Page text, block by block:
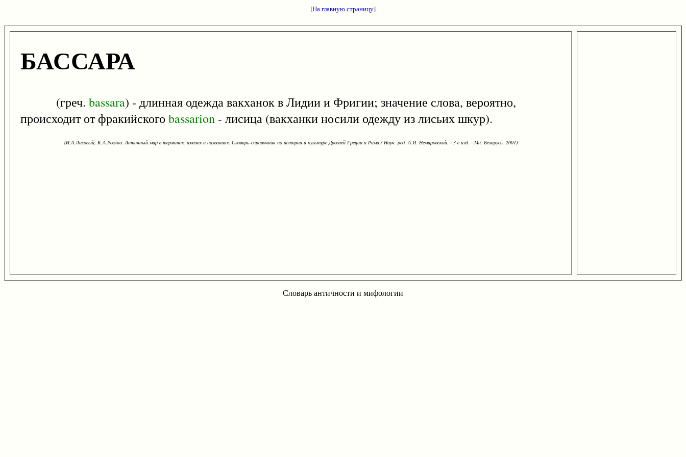
[На главную страницу]
БАССАРА
(греч. bassara) - длинная одежда вакханок в Лидии и Фригии; значение слова, вероятно,
происходит от фракийского bassarion - лисица (вакханки носили одежду из лисьих шкур).
(И.А.Лисовый, К.А.Ревяко. Античный мир в терминах, именах и названиях: Словарь-справочник по истории и культуре Древней Греции и Рима / Науч. ред. А.И. Немировский. - 3-е изд. - Мн: Беларусь, 2001)
Словарь античности и мифологии